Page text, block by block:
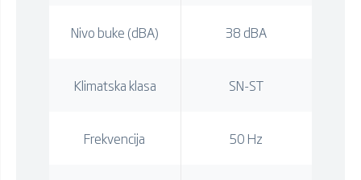
Nivo buke (dBA) 38 dBA
Klimatska klasa SN-ST
Frekvencija 50 Hz